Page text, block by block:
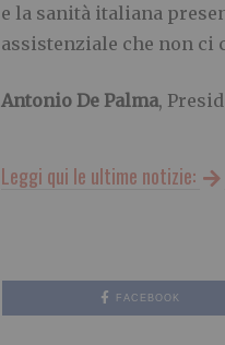
e la sanità italiana
assistenziale che non ci
Antonio De Palma,
Leggi qui le ultime notizie:
FACEBOOK